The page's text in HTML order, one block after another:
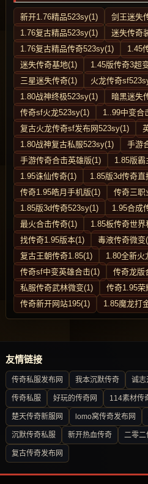
新开1.76精品523sy(1)
剑王迷失
1.76复古精品523sy(1)
迷失传奇
1.76复古精品传奇523sy(1)
1.45
迷失传奇基地(1)
1.45版传奇3超
三星迷失传奇(1)
火龙传奇
1.80战神终极523sy(1)
暗黑迷失
传奇sf火龙523sy(1)
1..99中变合
复古火龙传奇sf发布网523sy(1)
1.80战神复古私服523sy(1)
手游
手游传奇合击英雄版(1)
1.85版霸
1.95诛仙传奇(1)
1.85版3d传奇直
传奇1.95皓月手机版(1)
传奇三职
1.85版3d传奇523sy(1)
1.95合成
最火合击传奇(1)
1.85板传奇世
找传奇1.95版本(1)
毒液传奇微变
复古王朝传奇1.85(1)
1.80全新火
传奇sf中变英雄合击(1)
传奇龙版
私服传奇武林微变(1)
传奇1.95荣
传奇新开网站195(1)
1.85魔龙打
友情链接
传奇私服发布网 我本沉默传奇 诚志
传奇私服 好玩的传奇网 114素材传
楚天传奇新服网 lomo窝传奇发布网
沉默传奇私服 新开热血传奇 二零二
复古传奇发布网